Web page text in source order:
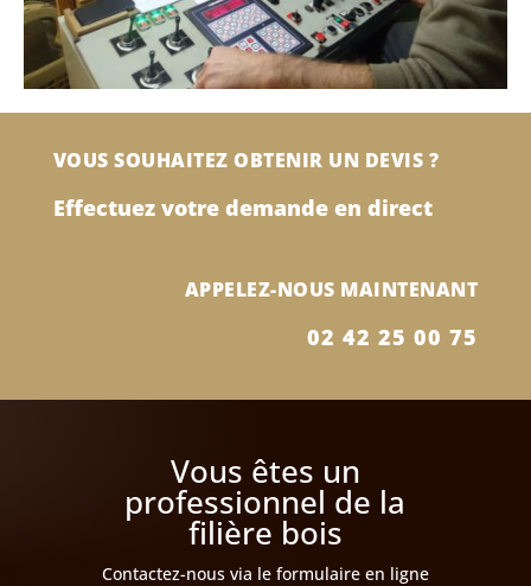
VOUS SOUHAITEZ OBTENIR UN DEVIS ?
Effectuez votre demande en direct
APPELEZ-NOUS MAINTENANT
02 42 25 00 75
Vous êtes un
professionnel de la
filière bois
Contactez-nous via le formulaire en ligne